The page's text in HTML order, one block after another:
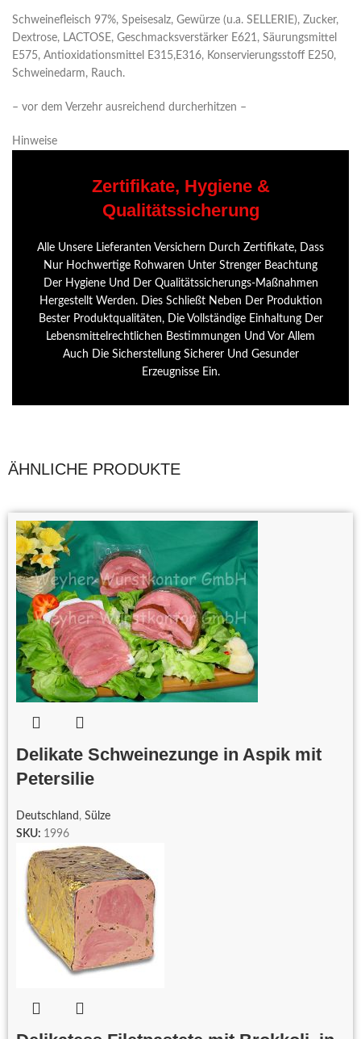
Schweinefleisch 97%, Speisesalz, Gewürze (u.a. SELLERIE), Zucker,
Dextrose, LACTOSE, Geschmacksverstärker E621, Säurungsmittel
E575, Antioxidationsmittel E315,E316, Konservierungsstoff E250,
Schweinedarm, Rauch.
– vor dem Verzehr ausreichend durcherhitzen –
Hinweise
Zertifikate, Hygiene &
Qualitätssicherung
Alle Unsere Lieferanten Versichern Durch Zertifikate, Dass
Nur Hochwertige Rohwaren Unter Strenger Beachtung
Der Hygiene Und Der Qualitätssicherungs-Maßnahmen
Hergestellt Werden. Dies Schließt Neben Der Produktion
Bester Produktqualitäten, Die Vollständige Einhaltung Der
Lebensmittelrechtlichen Bestimmungen Und Vor Allem
Auch Die Sicherstellung Sicherer Und Gesunder
Erzeugnisse Ein.
ÄHNLICHE PRODUKTE
Delikate Schweinezunge in Aspik mit
Petersilie
Deutschland , Sülze
SKU: 1996